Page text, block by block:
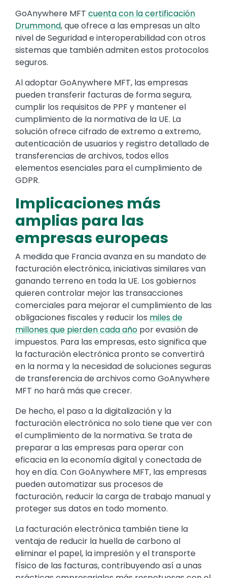
GoAnywhere MFT cuenta con la certificación
Drummond, que ofrece a las empresas un alto
nivel de Seguridad e interoperabilidad con otros
sistemas que también admiten estos protocolos
seguros.
Al adoptar GoAnywhere MFT, las empresas
pueden transferir facturas de forma segura,
cumplir los requisitos de PPF y mantener el
cumplimiento de la normativa de la UE. La
solución ofrece cifrado de extremo a extremo,
autenticación de usuarios y registro detallado de
transferencias de archivos, todos ellos
elementos esenciales para el cumplimiento de
GDPR.
Implicaciones más
amplias para las
empresas europeas
A medida que Francia avanza en su mandato de
facturación electrónica, iniciativas similares van
ganando terreno en toda la UE. Los gobiernos
quieren controlar mejor las transacciones
comerciales para mejorar el cumplimiento de las
obligaciones fiscales y reducir los miles de
millones que pierden cada año por evasión de
impuestos. Para las empresas, esto significa que
la facturación electrónica pronto se convertirá
en la norma y la necesidad de soluciones seguras
de transferencia de archivos como GoAnywhere
MFT no hará más que crecer.
De hecho, el paso a la digitalización y la
facturación electrónica no solo tiene que ver con
el cumplimiento de la normativa. Se trata de
preparar a las empresas para operar con
eficacia en la economía digital y conectada de
hoy en día. Con GoAnywhere MFT, las empresas
pueden automatizar sus procesos de
facturación, reducir la carga de trabajo manual y
proteger sus datos en todo momento.
La facturación electrónica también tiene la
ventaja de reducir la huella de carbono al
eliminar el papel, la impresión y el transporte
físico de las facturas, contribuyendo así a unas